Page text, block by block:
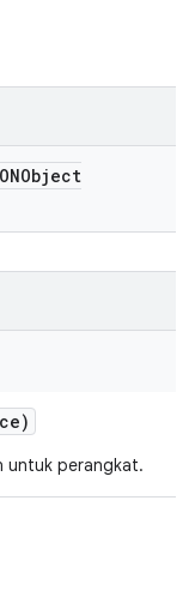
untuk perangkat.